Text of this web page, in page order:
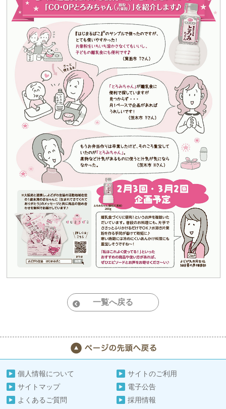
一覧へ戻る
個人情報について
サイトのご利用
サイトマップ
電子公告
よくあるご質問
採用情報